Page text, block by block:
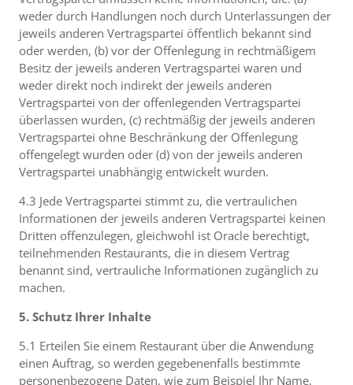
weder durch Handlungen noch durch Unterlassungen der
jeweils anderen Vertragspartei öffentlich bekannt sind
oder werden, (b) vor der Offenlegung in rechtmäßigem
Besitz der jeweils anderen Vertragspartei waren und
weder direkt noch indirekt der jeweils anderen
Vertragspartei von der offenlegenden Vertragspartei
überlassen wurden, (c) rechtmäßig der jeweils anderen
Vertragspartei ohne Beschränkung der Offenlegung
offengelegt wurden oder (d) von der jeweils anderen
Vertragspartei unabhängig entwickelt wurden.
4.3 Jede Vertragspartei stimmt zu, die vertraulichen
Informationen der jeweils anderen Vertragspartei keinen
Dritten offenzulegen, gleichwohl ist Oracle berechtigt,
teilnehmenden Restaurants, die in diesem Vertrag
benannt sind, vertrauliche Informationen zugänglich zu
machen.
5. Schutz Ihrer Inhalte
5.1 Erteilen Sie einem Restaurant über die Anwendung
einen Auftrag, so werden gegebenenfalls bestimmte
personenbezogene Daten, wie zum Beispiel Ihr Name,